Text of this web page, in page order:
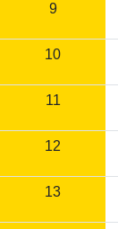
9
10
11
12
13